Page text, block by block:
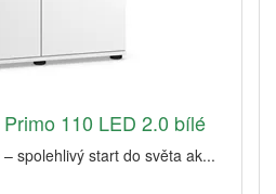
110 LED 2.0 bílé
spolehlivý start do světa ak...